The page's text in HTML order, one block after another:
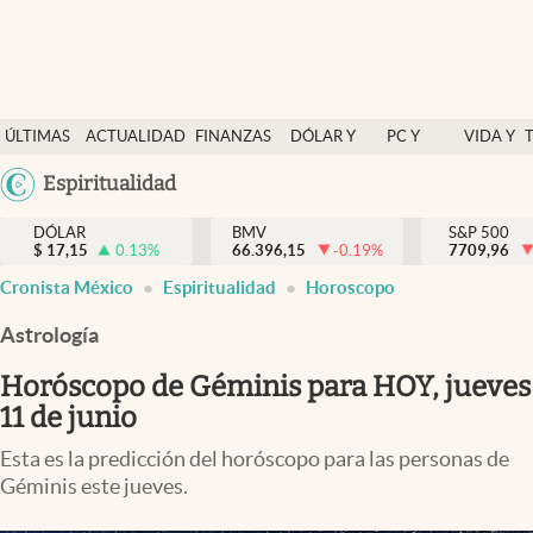
ÚLTIMAS
NOTICIAS
ACTUALIDAD
FINANZAS
DÓLAR Y
PC Y
VIDA Y
México
Espiritualidad
Actualidad
Finanzas y economía
Dólar y mercados
Pc y celular
Vida y estilo
DÓLAR
$ 17,15 0.13%
BMV
66.396,15
-0.19%
S&P 500
7709,96
Cronista México Espiritualidad Horoscopo
Astrología
Horóscopo de Géminis para HOY, jueves
11 de junio
Esta es la predicción del horóscopo para las personas de
Géminis este jueves.